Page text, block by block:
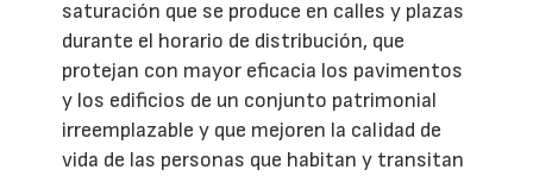
saturación que se produce en calles y plazas
durante el horario de distribución, que
protejan con mayor eficacia los pavimentos
y los edificios de un conjunto patrimonial
irreemplazable y que mejoren la calidad de
vida de las personas que habitan y transitan